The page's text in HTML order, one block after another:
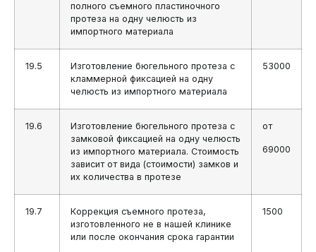
полного съемного пластиночного
протеза на одну челюсть из
импортного материала
19.5
Изготовление бюгельного протеза с
кламмерной фиксацией на одну
челюсть из импортного материала
53000
19.6
Изготовление бюгельного протеза с
замковой фиксацией на одну челюсть
из импортного материала. Стоимость
зависит от вида (стоимости) замков и
их количества в протезе
от
69000
19.7
Коррекция съемного протеза,
изготовленного не в нашей клинике
или после окончания срока гарантии
1500